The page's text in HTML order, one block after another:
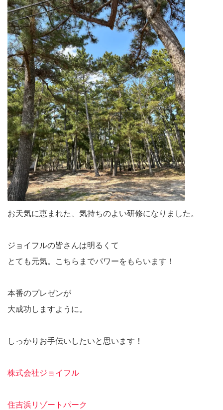
お天気に恵まれた、気持ちのよい研修になりました。
ジョイフルの皆さんは明るくて
とても元気。こちらまでパワーをもらいます！
本番のプレゼンが
大成功しますように。
しっかりお手伝いしたいと思います！
株式会社ジョイフル
住吉浜リゾートパーク